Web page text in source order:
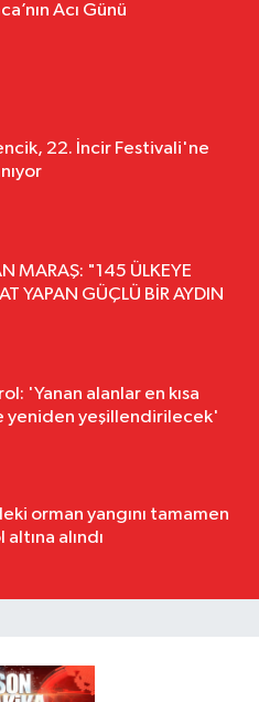
Acı Günü
22. İncir Festivali'ne
MARAŞ: "145 ÜLKEYE
YAPAN GÜÇLÜ BİR AYDIN
'Yanan alanlar en kısa
yeniden yeşillendirilecek'
orman yangını tamamen
alındı